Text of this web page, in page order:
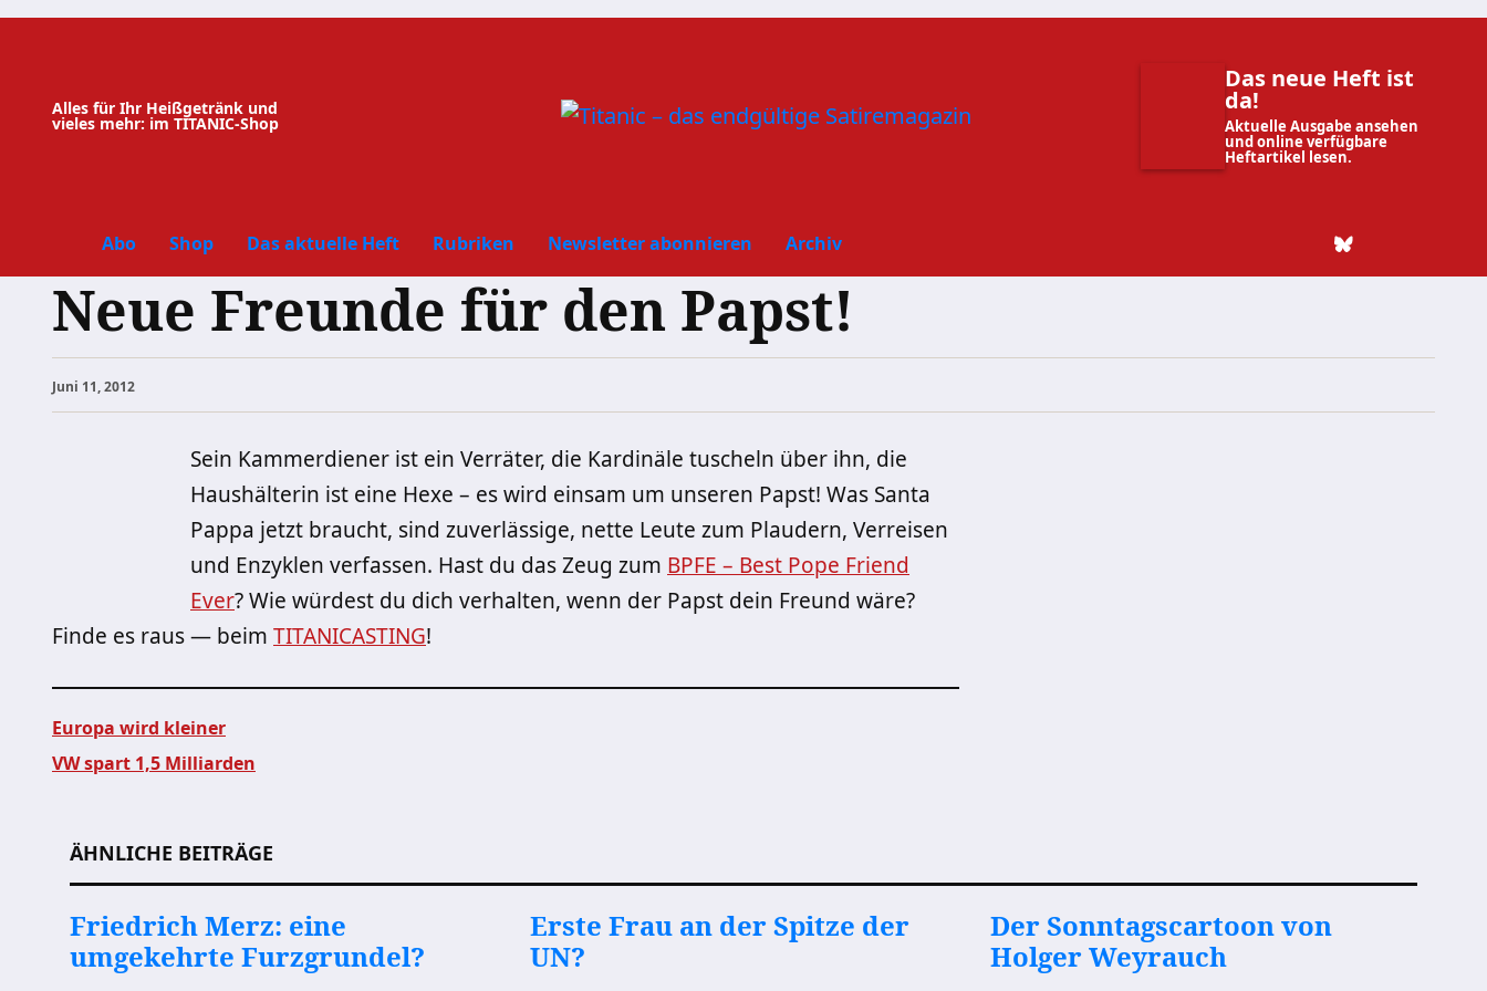
Zum
Alles für Ihr Heißgetränk und
vieles mehr: im TITANIC-Shop
Das neue Heft ist
da!
Aktuelle Ausgabe ansehen
und online verfügbare
Heftartikel lesen.
Abo Shop Das aktuelle Heft Rubriken Newsletter abonnieren Archiv
Neue Freunde für den Papst!
Juni 11, 2012
Sein Kammerdiener ist ein Verräter, die Kardinäle tuscheln über ihn, die
Haushälterin ist eine Hexe – es wird einsam um unseren Papst! Was Santa
Pappa jetzt braucht, sind zuverlässige, nette Leute zum Plaudern, Verreisen
und Enzyklen verfassen. Hast du das Zeug zum BPFE – Best Pope Friend
Ever? Wie würdest du dich verhalten, wenn der Papst dein Freund wäre?
Finde es raus — beim TITANICASTING!
Europa wird kleiner
VW spart 1,5 Milliarden
ÄHNLICHE BEITRÄGE
Friedrich Merz: eine
umgekehrte Furzgrundel?
Erste Frau an der Spitze der
UN?
Der Sonntagscartoon von
Holger Weyrauch